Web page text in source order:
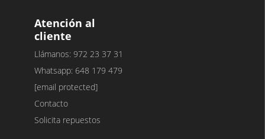
Atención al
cliente
Llámanos: 972 23 37 31
Whatsapp: 648 179 479
[email protected]
Contacto
Solicita repuestos